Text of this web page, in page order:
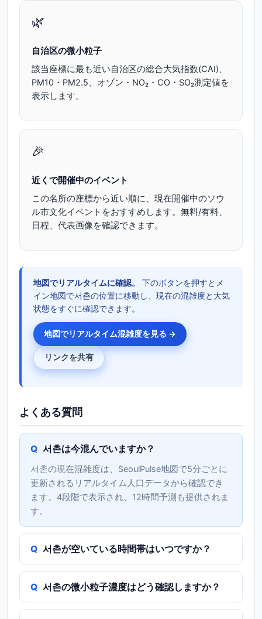
🌿
自治区の微小粒子
該当座標に最も近い自治区の総合大気指数(CAI)、
PM10・PM2.5、オゾン・NO₂・CO・SO₂測定値を
表示します。
🎉
近くで開催中のイベント
この名所の座標から近い順に、現在開催中のソウ
ル市文化イベントをおすすめします。無料/有料、
日程、代表画像を確認できます。
地図でリアルタイムに確認。
下のボタンを押すとメ
イン地図で서촌の位置に移動し、現在の混雑度と大気
状態をすぐに確認できます。
地図でリアルタイム混雑度を見る →
リンクを共有
よくある質問
서촌は今混んでいますか？
서촌の現在混雑度は、SeoulPulse地図で5分ごとに
更新されるリアルタイム人口データから確認でき
ます。4段階で表示され、12時間予測も提供されま
す。
서촌が空いている時間帯はいつですか？
서촌の微小粒子濃度はどう確認しますか？